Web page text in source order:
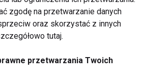
z
zgodę na przetwarzanie danych
oraz skorzystać z innych
tutaj.
przetwarzania Twoich